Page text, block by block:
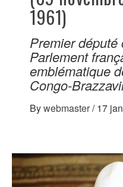
1961)
Premier
Parlement
emblématique
Congo-
Bywebmaster/ 17